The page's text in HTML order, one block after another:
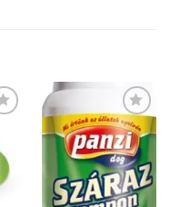
KEDVENCEKHEZ